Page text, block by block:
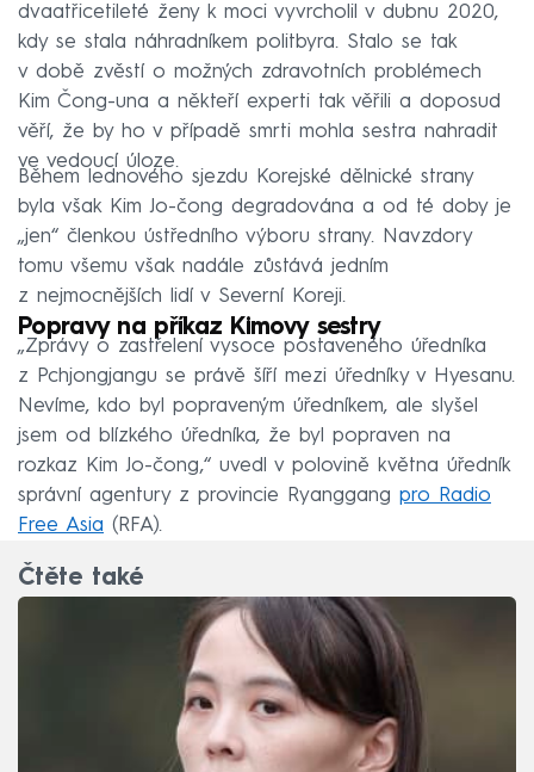
dvaatřicetileté ženy k moci vyvrcholil v dubnu 2020,
kdy se stala náhradníkem politbyra. Stalo se tak
v době zvěstí o možných zdravotních problémech
Kim Čong-una a někteří experti tak věřili a doposud
věří, že by ho v případě smrti mohla sestra nahradit
ve vedoucí úloze.
Během lednového sjezdu Korejské dělnické strany
byla však Kim Jo-čong degradována a od té doby je
„jen“ členkou ústředního výboru strany. Navzdory
tomu všemu však nadále zůstává jedním
z nejmocnějších lidí v Severní Koreji.
Popravy na příkaz Kimovy sestry
„Zprávy o zastřelení vysoce postaveného úředníka
z Pchjongjangu se právě šíří mezi úředníky v Hyesanu.
Nevíme, kdo byl popraveným úředníkem, ale slyšel
jsem od blízkého úředníka, že byl popraven na
rozkaz Kim Jo-čong,“ uvedl v polovině května úředník
správní agentury z provincie Ryanggang pro Radio
Free Asia (RFA).
Čtěte také